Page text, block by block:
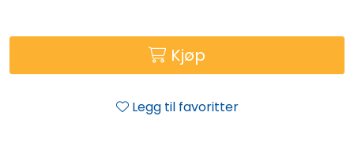
Kjøp
Legg til favoritter